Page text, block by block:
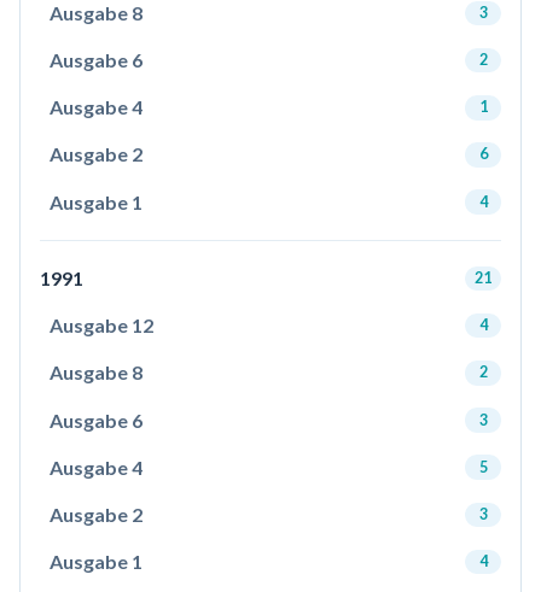
Ausgabe 8 3
Ausgabe 6 2
Ausgabe 4 1
Ausgabe 2 6
Ausgabe 1 4
1991 21
Ausgabe 12 4
Ausgabe 8 2
Ausgabe 6 3
Ausgabe 4 5
Ausgabe 2 3
Ausgabe 1 4